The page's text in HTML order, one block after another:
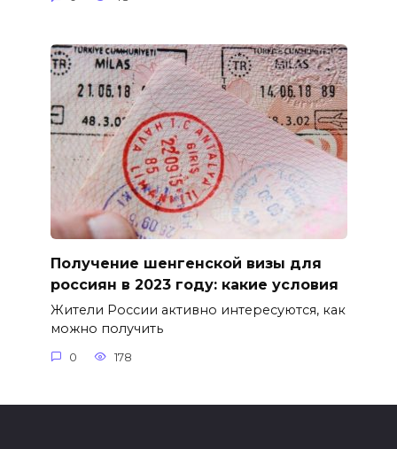
Получение шенгенской визы для
россиян в 2023 году: какие условия
Жители России активно интересуются, как
можно получить
0 178